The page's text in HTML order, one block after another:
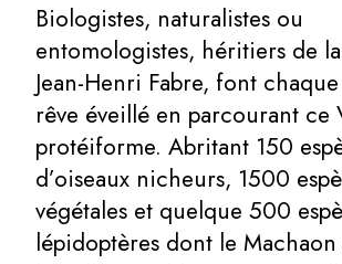
Biologistes, naturalistes ou
entomologistes, héritiers de
Jean-Henri Fabre, font
rêve éveillé en parcourant ce
protéiforme. Abritant 150
d’oiseaux nicheurs, 1500
végétales et quelque 500
lépidoptères dont le